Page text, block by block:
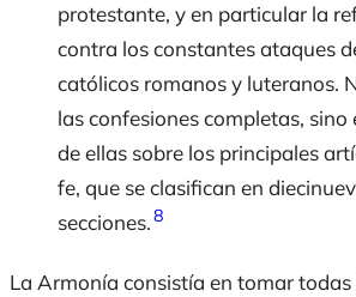
protestante, y en particular la
contra los constantes ataques
católicos romanos y luteranos.
las confesiones completas, sino
de ellas sobre los principales
fe, que se clasifican en
secciones.8
La Armonía consistía en tomar todas